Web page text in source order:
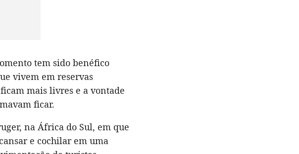
tem sido benéfico
vivem em reservas
mais livres e a vontade
ficar.
na África do Sul, em que
e cochilar em uma